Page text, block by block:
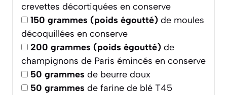
crevettes décortiquées en conserve
150 grammes (poids égoutté) de moules
décoquillées en conserve
200 grammes (poids égoutté) de
champignons de Paris émincés en conserve
50 grammes de beurre doux
50 grammes de farine de blé T45